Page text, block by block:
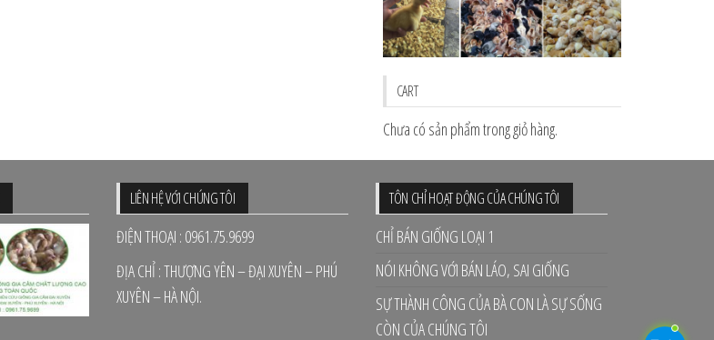
CART
Chưa có sản phẩm trong giỏ hàng.
LIÊN HỆ VỚI CHÚNG TÔI
ĐIỆN THOẠI : 0961.75.9699
ĐỊA CHỈ : THƯỢNG YÊN – ĐẠI XUYÊN – PHÚ
XUYÊN – HÀ NỘI.
TÔN CHỈ HOẠT ĐỘNG CỦA CHÚNG TÔI
CHỈ BÁN GIỐNG LOẠI 1
NÓI KHÔNG VỚI BÁN LÁO, SAI GIỐNG
SỰ THÀNH CÔNG CỦA BÀ CON LÀ SỰ SỐNG
CÒN CỦA CHÚNG TÔI